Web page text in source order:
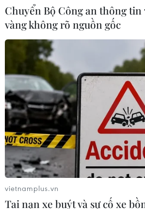
TIN CÙNG CHUYÊN MỤC
Xây dựng hành lang pháp lý để
gỡ điểm nghẽn, đưa công nghiệp
hóa phát triển
09/08/2026 05:26
Chuyển Bộ Công an thông tin
vàng không rõ nguồn gốc
vietnamplus.vn
Tai nạn xe buýt và sự cố xe